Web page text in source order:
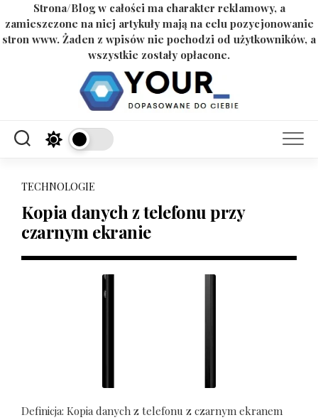
Strona/Blog w całości ma charakter reklamowy, a
zamieszczone na niej artykuły mają na celu pozycjonowanie
stron www. Żaden z wpisów nie pochodzi od użytkowników, a
wszystkie zostały opłacone.
TECHNOLOGIE
Kopia danych z telefonu przy
czarnym ekranie
Definicja: Kopia danych z telefonu z czarnym ekranem